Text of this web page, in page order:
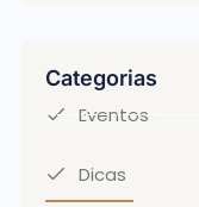
Categorias
Eventos
Dicas